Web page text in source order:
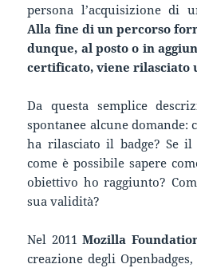
persona l’acquisizione di
Alla fine di un percorso
dunque, al posto o in
certificato, viene rilasciato
Da questa semplice
spontanee alcune domande:
ha rilasciato il badge? Se il
come è possibile sapere
obiettivo ho raggiunto?
sua validità?
Nel 2011Mozilla
creazione degli